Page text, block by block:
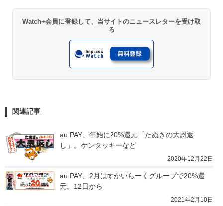
Watch+会員に登録して、当サイトのニュースレターを受け取
る
関連記事
au PAY、年始に20%還元「たぬきの大恩返
し」。ケンタッキーなど
2020年12月22日
au PAY、2月はすかいらーくグループで20%還
元。12日から
2021年2月10日